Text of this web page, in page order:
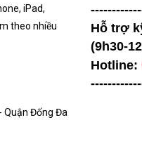
iPad,
theo nhiều
Quận Đống Đa
Hỗ trợ
(9h30-
Hotline: